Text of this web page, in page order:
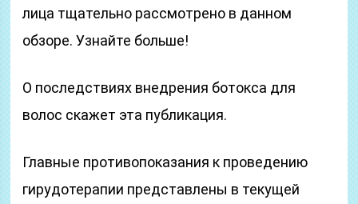
лица тщательно рассмотрено в данном
обзоре. Узнайте больше!
О последствиях внедрения ботокса для
волос скажет эта публикация.
Главные противопоказания к проведению
гирудотерапии представлены в текущей